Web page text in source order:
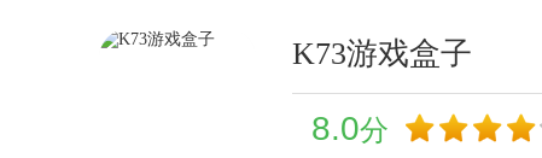
K73游戏盒子
8.0分